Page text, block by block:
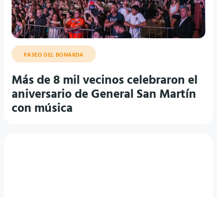
PASEO DEL BONARDA
Más de 8 mil vecinos celebraron el
aniversario de General San Martín
con música